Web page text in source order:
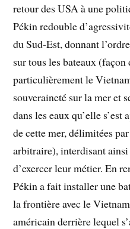
retour des USA à une
Pékin redouble
du Sud-Est, donnant
sur tous les bateaux
particulièrement le
souveraineté sur la mer et
dans les eaux qu’elle
de cette mer, délimitées
arbitraire), interdisant
d’exercer leur métier. En
Pékin a fait installer une
la frontière avec le
américain derrière lequel